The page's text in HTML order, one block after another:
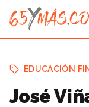
EDUCACIÓN
José